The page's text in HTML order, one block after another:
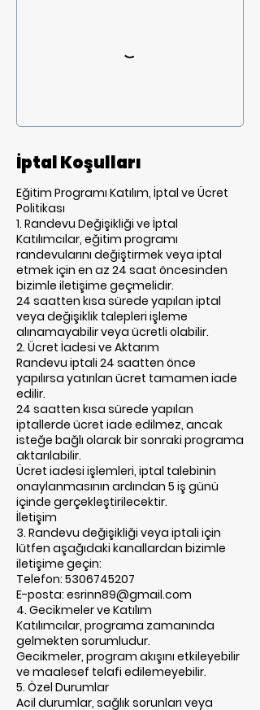
İptal Koşulları
Eğitim Programı Katılım, İptal ve Ücret
Politikası
1. Randevu Değişikliği ve İptal
Katılımcılar, eğitim programı
randevularını değiştirmek veya iptal
etmek için en az 24 saat öncesinden
bizimle iletişime geçmelidir.
24 saatten kısa sürede yapılan iptal
veya değişiklik talepleri işleme
alınamayabilir veya ücretli olabilir.
2. Ücret İadesi ve Aktarım
Randevu iptali 24 saatten önce
yapılırsa yatırılan ücret tamamen iade
edilir.
24 saatten kısa sürede yapılan
iptallerde ücret iade edilmez, ancak
isteğe bağlı olarak bir sonraki programa
aktarılabilir.
Ücret iadesi işlemleri, iptal talebinin
onaylanmasının ardından 5 iş günü
içinde gerçekleştirilecektir.
İletişim
3. Randevu değişikliği veya iptali için
lütfen aşağıdaki kanallardan bizimle
iletişime geçin:
Telefon: 5306745207
E-posta: esrinn89@gmail.com
4. Gecikmeler ve Katılım
Katılımcılar, programa zamanında
gelmekten sorumludur.
Gecikmeler, program akışını etkileyebilir
ve maalesef telafi edilemeyebilir.
5. Özel Durumlar
Acil durumlar, sağlık sorunları veya